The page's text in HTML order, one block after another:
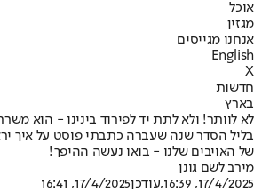
אוכל
מגזין
אנחנו מגייסים
English
X
חדשות
בארץ
לא לוותר! ולא לתת יד לפירוד בינינו - הוא
בליל הסדר שנה שעברה כתבתי פוסט על איך
של האויבים שלנו - בואו נעשה ההיפך!
מירב לשם גונן
17/4/2025, 16:39
,עודכן17/4/2025, 16:41